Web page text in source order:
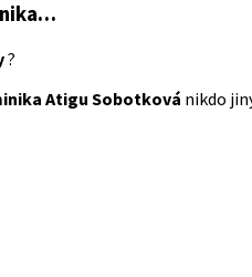
?
Atigu Sobotková nikdo